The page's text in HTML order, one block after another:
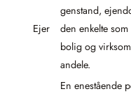
Ejer
genstand,
den enkelte
bolig og
andele.
En enestående